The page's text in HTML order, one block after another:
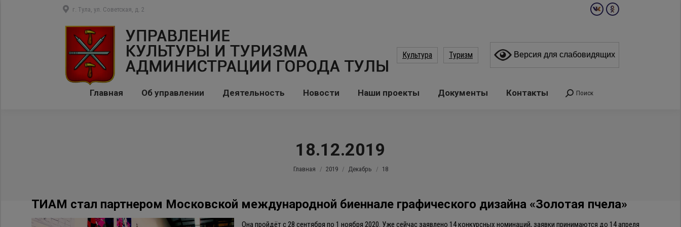
г. Тула, ул. Советская, д. 2
Вконтакте
opens
in
new
Одноклассники
opens
in
new
Версия для слабовидящих
Культура Туризм
Главная Об управлении Деятельность Новости Наши проекты Документы Контакты Поиск:
Поиск
18.12.2019
Вы здесь:
Главная 2019 Декабрь 18
ТИАМ стал партнером Московской международной биеннале графического дизайна «Золотая пчела»
Она пройдёт с 28 сентября по 1 ноября 2020. Уже сейчас заявлено 14 конкурсных номинаций, заявки принимаются до 14 апреля